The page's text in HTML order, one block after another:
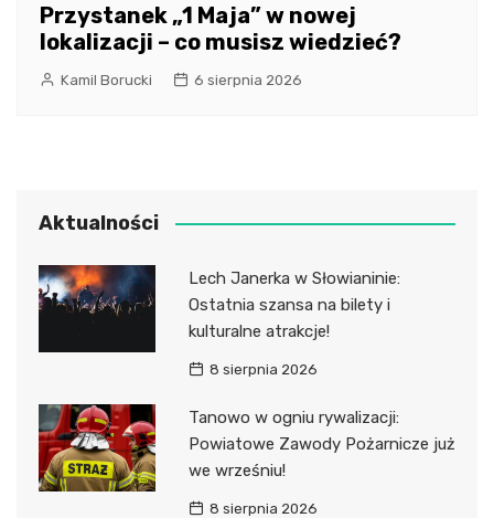
Przystanek „1 Maja” w nowej
lokalizacji – co musisz wiedzieć?
Kamil Borucki 6 sierpnia 2026
Aktualności
Lech Janerka w Słowianinie:
Ostatnia szansa na bilety i
kulturalne atrakcje!
8 sierpnia 2026
Tanowo w ogniu rywalizacji:
Powiatowe Zawody Pożarnicze już
we wrześniu!
8 sierpnia 2026